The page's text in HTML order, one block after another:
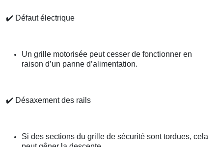
✔️ Défaut électrique
Un grille motorisée peut cesser de fonctionner en
raison d’un panne d’alimentation.
✔️ Désaxement des rails
Si des sections du grille de sécurité sont tordues, cela